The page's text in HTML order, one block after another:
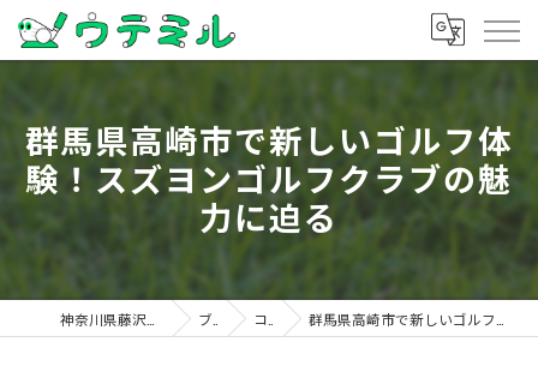
群馬県高崎市で新しいゴルフ体
験！スズヨンゴルフクラブの魅
力に迫る
ブログ コラム 群馬県高崎市で新しいゴルフ体験！スズヨンゴルフクラブの魅力に迫る